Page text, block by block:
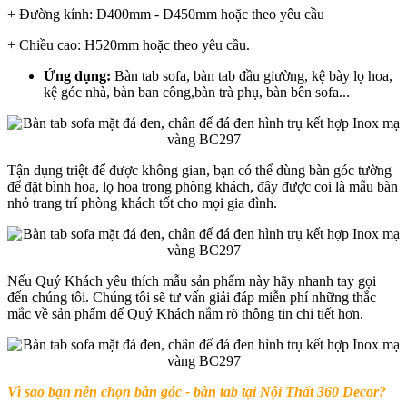
+ Đường kính: D400mm - D450mm hoặc theo yêu cầu
+ Chiều cao: H520mm hoặc theo yêu cầu.
Ứng dụng: Bàn tab sofa, bàn tab đầu giường, kệ bày lọ hoa,
kệ góc nhà, bàn ban công,bàn trà phụ, bàn bên sofa...
Tận dụng triệt để được không gian, bạn có thể dùng bàn góc tường
để đặt bình hoa, lọ hoa trong phòng khách, đây được coi là mẫu bàn
nhỏ trang trí phòng khách tốt cho mọi gia đình.
Nếu Quý Khách yêu thích mẫu sản phẩm này hãy nhanh tay gọi
đến chúng tôi. Chúng tôi sẽ tư vấn giải đáp miễn phí những thắc
mắc về sản phẩm để Quý Khách nắm rõ thông tin chi tiết hơn.
Vì sao bạn nên chọn bàn góc - bàn tab tại Nội Thất 360 Decor?